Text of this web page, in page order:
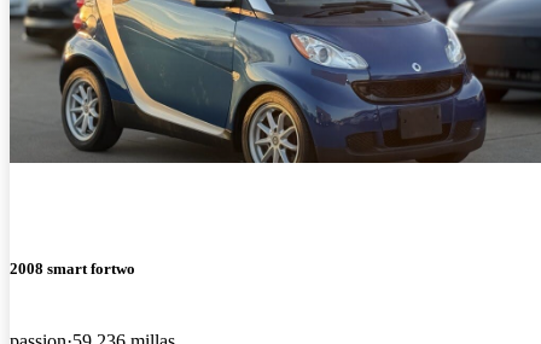
2008 smart fortwo